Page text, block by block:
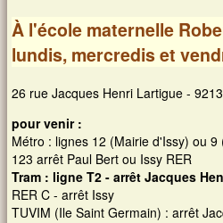
À l'école maternelle
lundis, mercredis et
26 rue Jacques Henri Lartigue -
pour venir :
Métro : lignes 12 (Mairie d'Issy) ou
123 arrêt Paul Bert ou Issy RER
Tram : ligne T2 - arrêt Jacques
RER C - arrêt Issy
TUVIM (Ile Saint Germain) : arrêt